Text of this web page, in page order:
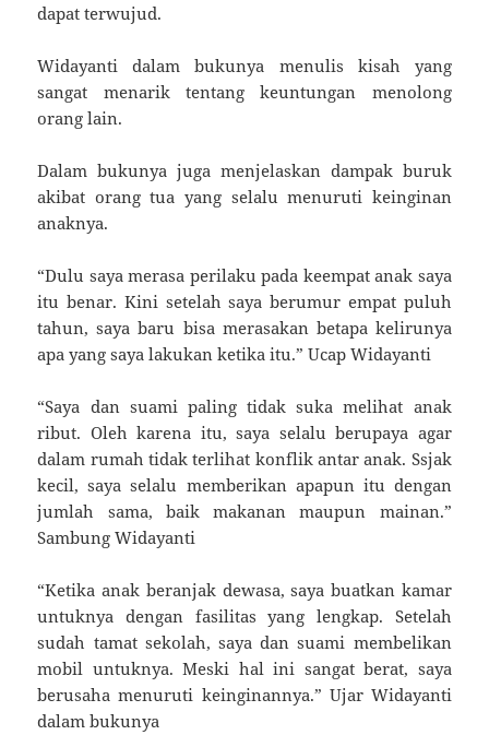
dapat terwujud.
Widayanti dalam bukunya menulis kisah yang
sangat menarik tentang keuntungan menolong
orang lain.
Dalam bukunya juga menjelaskan dampak buruk
akibat orang tua yang selalu menuruti keinginan
anaknya.
“Dulu saya merasa perilaku pada keempat anak saya
itu benar. Kini setelah saya berumur empat puluh
tahun, saya baru bisa merasakan betapa kelirunya
apa yang saya lakukan ketika itu.” Ucap Widayanti
“Saya dan suami paling tidak suka melihat anak
ribut. Oleh karena itu, saya selalu berupaya agar
dalam rumah tidak terlihat konflik antar anak. Ssjak
kecil, saya selalu memberikan apapun itu dengan
jumlah sama, baik makanan maupun mainan.”
Sambung Widayanti
“Ketika anak beranjak dewasa, saya buatkan kamar
untuknya dengan fasilitas yang lengkap. Setelah
sudah tamat sekolah, saya dan suami membelikan
mobil untuknya. Meski hal ini sangat berat, saya
berusaha menuruti keinginannya.” Ujar Widayanti
dalam bukunya